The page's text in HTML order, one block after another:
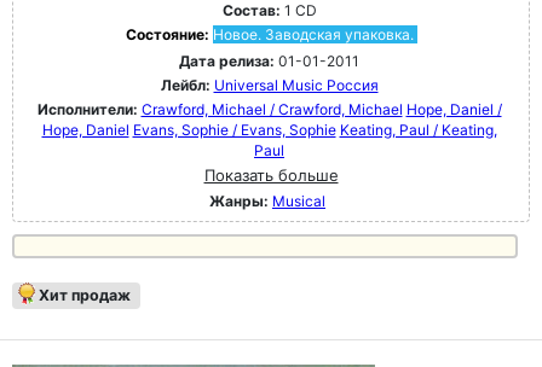
Состав: 1 CD
Состояние: Новое. Заводская упаковка.
Дата релиза: 01-01-2011
Лейбл: Universal Music Россия
Исполнители: Crawford, Michael / Crawford, Michael Hope, Daniel /
Hope, Daniel Evans, Sophie / Evans, Sophie Keating, Paul / Keating,
Paul
Показать больше
Жанры: Musical
Хит продаж